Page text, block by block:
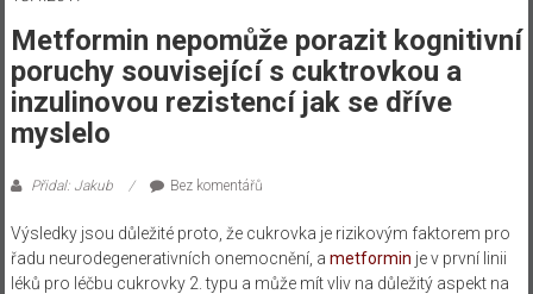
Metformin nepomůže porazit kognitivní
poruchy související s cuktrovkou a
inzulinovou rezistencí jak se dříve
myslelo
Přidal: Jakub Bez komentářů
Výsledky jsou důležité proto, že cukrovka je rizikovým faktorem pro
řadu neurodegenerativních onemocnění, a metformin je v první linii
léků pro léčbu cukrovky 2. typu a může mít vliv na důležitý aspekt na